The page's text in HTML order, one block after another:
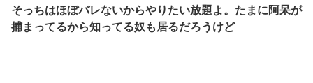
そっちはほぼバレないからやりたい放題よ。たまに阿呆が
捕まってるから知ってる奴も居るだろうけど